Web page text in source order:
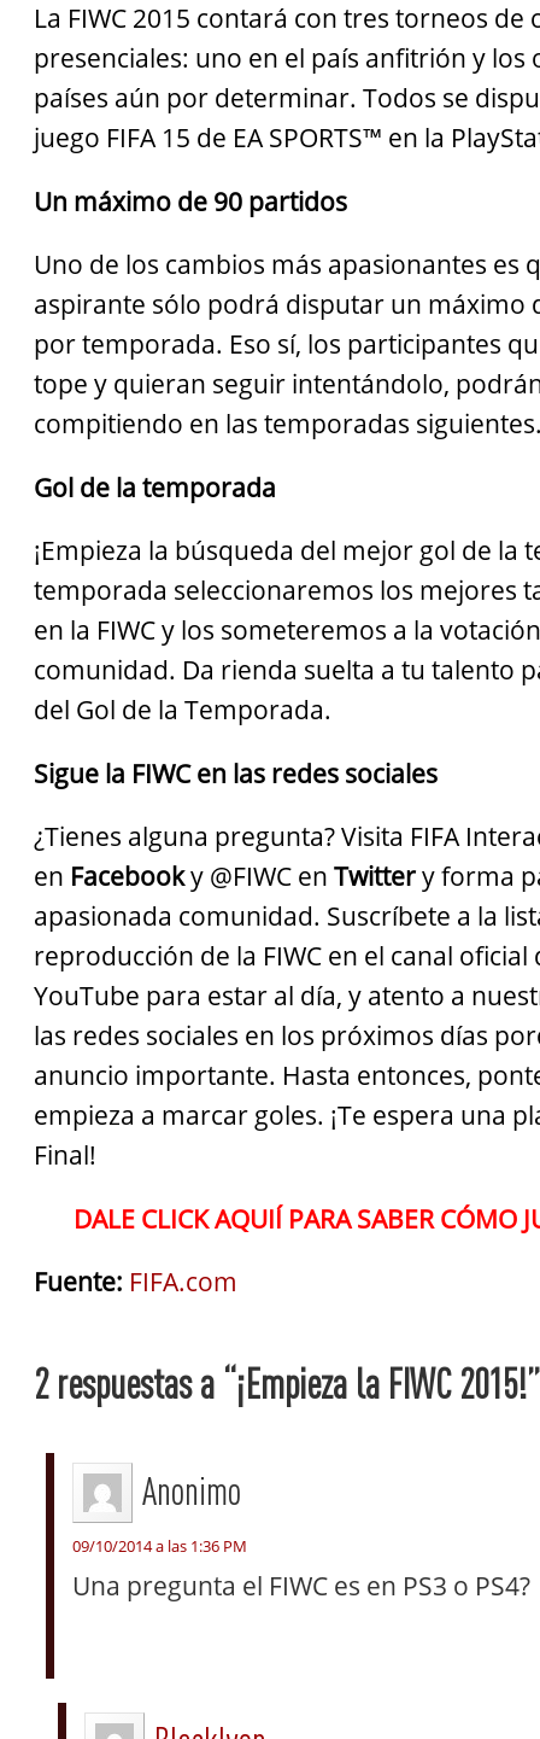
La FIWC 2015 contará con tres torneos de
presenciales: uno en el país anfitrión y los
países aún por determinar. Todos se
juego FIFA 15 de EA SPORTS™ en la
Un máximo de 90 partidos
Uno de los cambios más apasionantes es
aspirante sólo podrá disputar un máximo
por temporada. Eso sí, los participantes
tope y quieran seguir intentándolo,
compitiendo en las temporadas
Gol de la temporada
¡Empieza la búsqueda del mejor gol de la
temporada seleccionaremos los mejores
en la FIWC y los someteremos a la
comunidad. Da rienda suelta a tu talento
del Gol de la Temporada.
Sigue la FIWC en las redes sociales
¿Tienes alguna pregunta? Visita FIFA
en Facebooky @FIWC en Twittery forma
apasionada comunidad. Suscríbete a la
reproducción de la FIWC en el canal oficial
YouTube para estar al día, y atento a
las redes sociales en los próximos días
anuncio importante. Hasta entonces,
empieza a marcar goles. ¡Te espera una
Final!
DALE CLICK AQUIÍ PARA SABER CÓMO
Fuente: FIFA.com
2 respuestas a “¡Empieza la FIWC 2015!”
Anonimo
09/10/2014 a las 1:36 PM
Una pregunta el FIWC es en PS3 o PS4?